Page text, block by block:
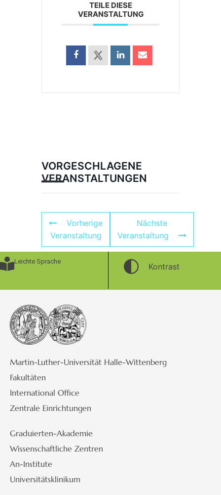
TEILE DIESE
VERANSTALTUNG
VORGESCHLAGENE
VERANSTALTUNGEN
Vorherige
Veranstaltung
Nächste
Veranstaltung
Leichte Sprache
Kontrast
Martin-Luther-Universität Halle-Wittenberg
Fakultäten
International Office
Zentrale Einrichtungen
Graduierten-Akademie
Wissenschaftliche Zentren
An-Institute
Universitätsklinikum